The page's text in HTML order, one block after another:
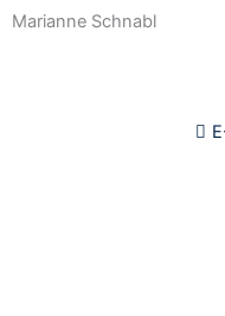
Marianne Schnabl